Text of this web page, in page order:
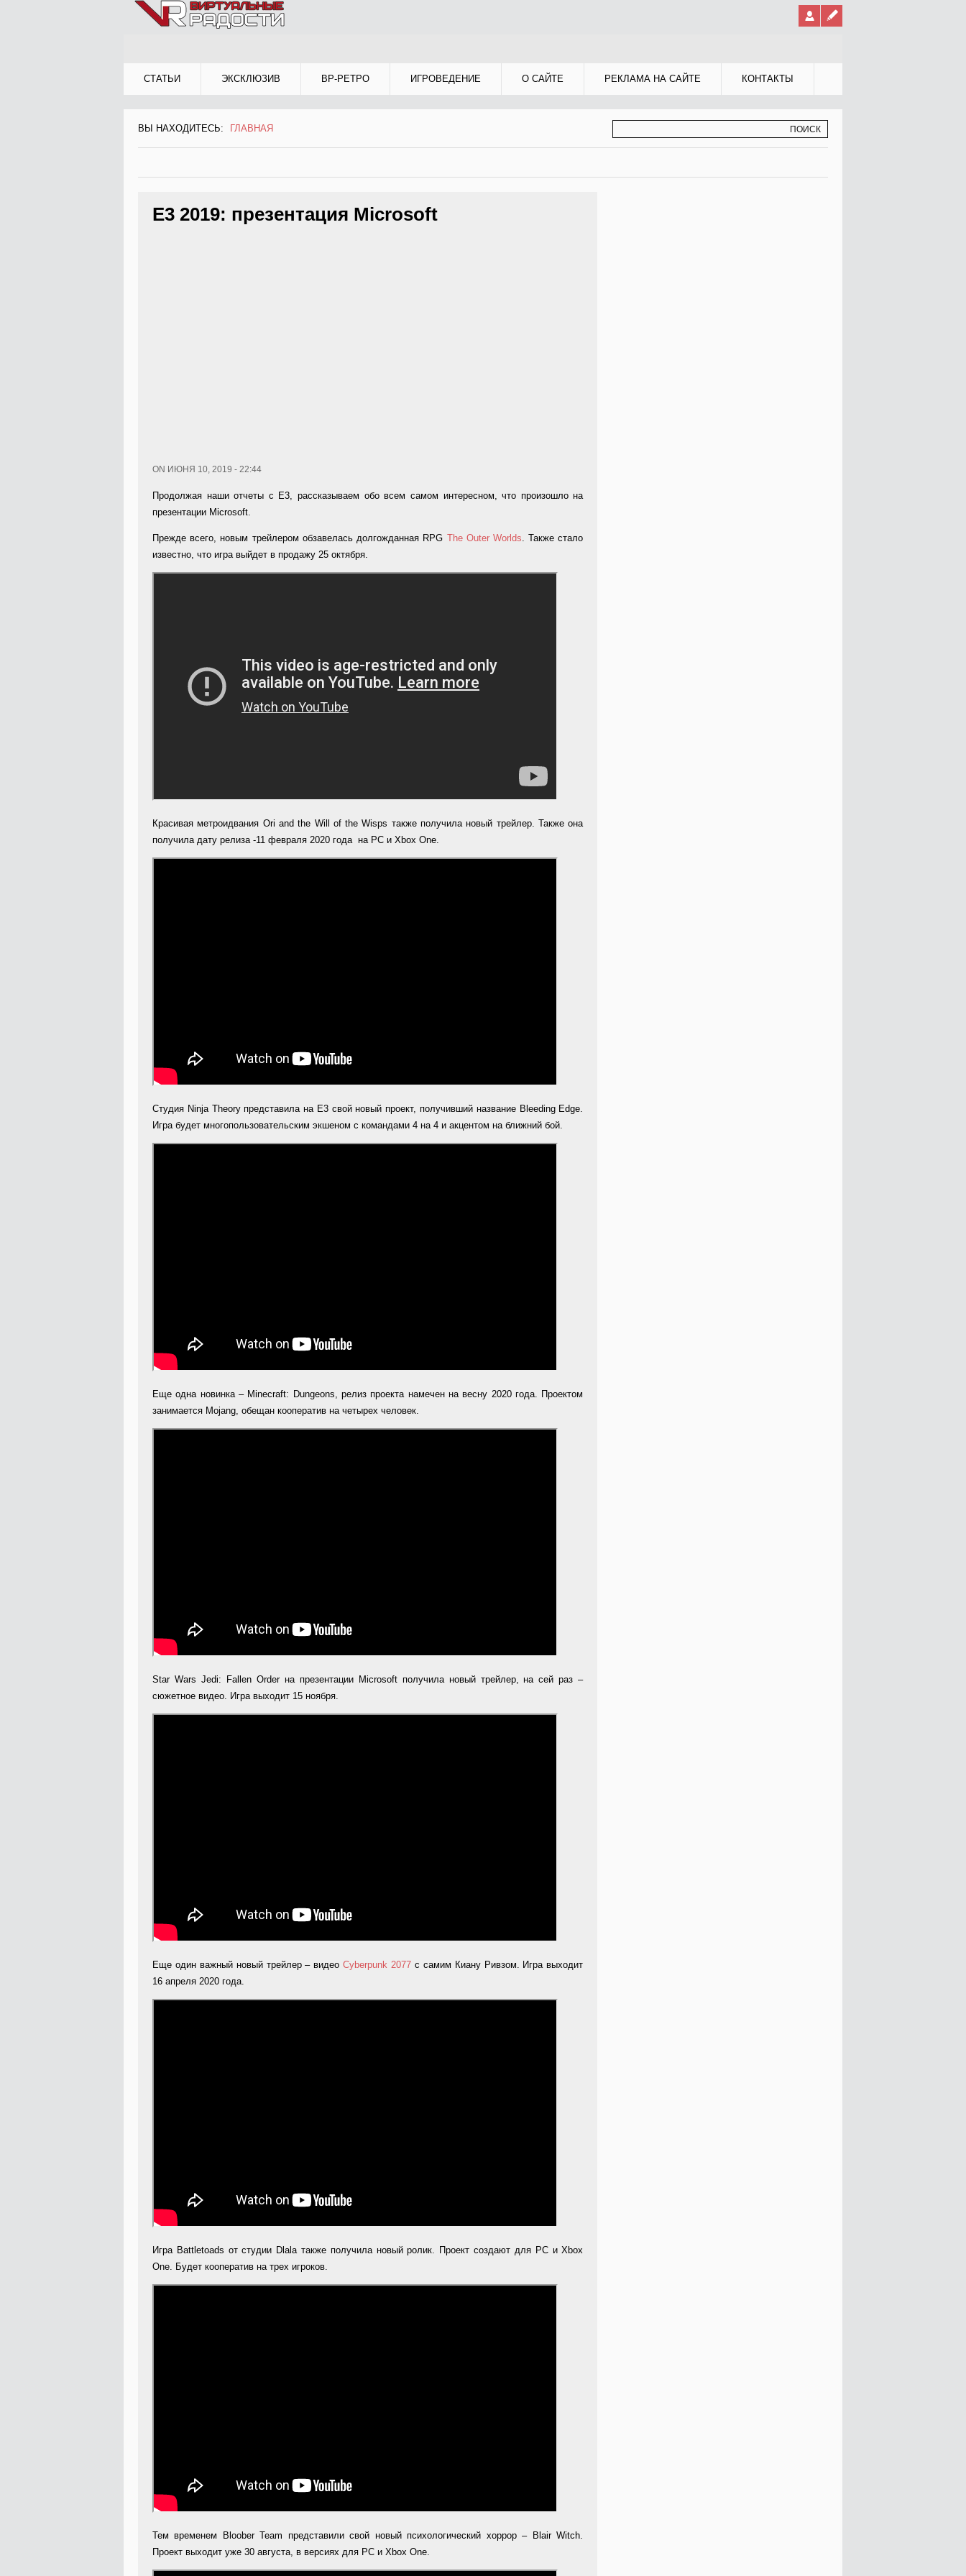
СТАТЬИ ЭКСКЛЮЗИВ ВР-РЕТРО ИГРОВЕДЕНИЕ О САЙТЕ РЕКЛАМА НА САЙТЕ КОНТАКТЫ
ВЫ НАХОДИТЕСЬ:
ВЫ НАХОДИТЕСЬ
ГЛАВНАЯ
E3 2019: презентация Microsoft
ON ИЮНЯ 10, 2019 - 22:44
Продолжая наши отчеты с Е3, рассказываем обо всем самом интересном, что произошло на
презентации Microsoft.
Прежде всего, новым трейлером обзавелась долгожданная RPG The Outer Worlds. Также стало
известно, что игра выйдет в продажу 25 октября.
Красивая метроидвания Ori and the Will of the Wisps также получила новый трейлер. Также она
получила дату релиза -11 февраля 2020 года на PC и Xbox One.
Студия Ninja Theory представила на Е3 свой новый проект, получивший название Bleeding Edge.
Игра будет многопользовательским экшеном с командами 4 на 4 и акцентом на ближний бой.
Еще одна новинка – Minecraft: Dungeons, релиз проекта намечен на весну 2020 года. Проектом
занимается Mojang, обещан кооператив на четырех человек.
Star Wars Jedi: Fallen Order на презентации Microsoft получила новый трейлер, на сей раз –
сюжетное видео. Игра выходит 15 ноября.
Еще один важный новый трейлер – видеоCyberpunk 2077 с самим Киану Ривзом. Игра выходит
16 апреля 2020 года.
Игра Battletoads от студии Dlala также получила новый ролик. Проект создают для PC и Xbox
One. Будет кооператив на трех игроков.
Тем временем Bloober Team представили свой новый психологический хоррор – Blair Witch.
Проект выходит уже 30 августа, в версиях для PC и Xbox One.